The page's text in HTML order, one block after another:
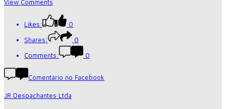
View Comments
Likes:
0
Shares:
0
Comments:
0
Comentário no Facebook
JR Despachantes Ltda